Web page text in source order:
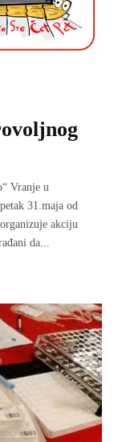
Vranje u
31.maja od
akciju
da...